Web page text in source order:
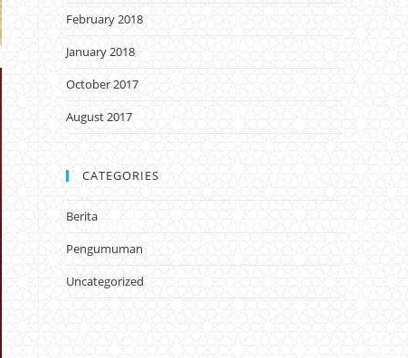
February 2018
January 2018
October 2017
August 2017
CATEGORIES
Berita
Pengumuman
Uncategorized